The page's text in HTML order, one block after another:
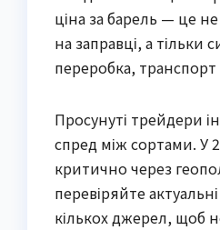
ціна за барель — це не
на заправці, а тільки
переробка, транспорт
Просунуті трейдери
спред між сортами. У
критично через
перевіряйте
кількох джерел, щоб